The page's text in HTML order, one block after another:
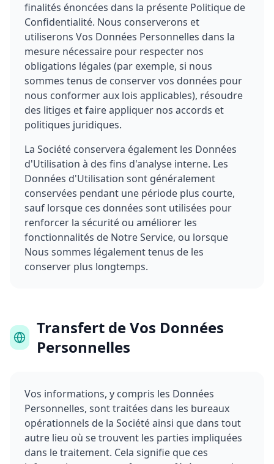
finalités énoncées dans la présente Politique de
Confidentialité. Nous conserverons et
utiliserons Vos Données Personnelles dans la
mesure nécessaire pour respecter nos
obligations légales (par exemple, si nous
sommes tenus de conserver vos données pour
nous conformer aux lois applicables), résoudre
des litiges et faire appliquer nos accords et
politiques juridiques.
La Société conservera également les Données
d'Utilisation à des fins d'analyse interne. Les
Données d'Utilisation sont généralement
conservées pendant une période plus courte,
sauf lorsque ces données sont utilisées pour
renforcer la sécurité ou améliorer les
fonctionnalités de Notre Service, ou lorsque
Nous sommes légalement tenus de les
conserver plus longtemps.
Transfert de Vos Données
Personnelles
Vos informations, y compris les Données
Personnelles, sont traitées dans les bureaux
opérationnels de la Société ainsi que dans tout
autre lieu où se trouvent les parties impliquées
dans le traitement. Cela signifie que ces